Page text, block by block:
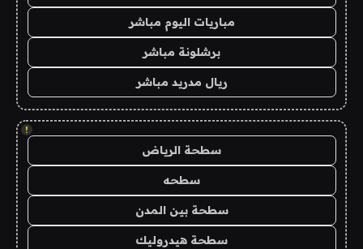
مباريات اليوم مباشر
برشلونة مباشر
ريال مدريد مباشر
!
سطحة الرياض
سطحه
سطحة بين المدن
سطحة هيدروليك